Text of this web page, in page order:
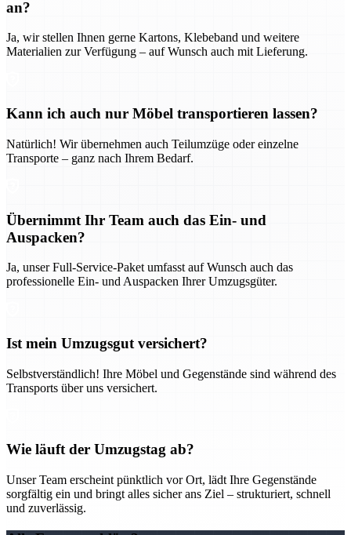
an?
Ja, wir stellen Ihnen gerne Kartons, Klebeband und weitere
Materialien zur Verfügung – auf Wunsch auch mit Lieferung.
Kann ich auch nur Möbel transportieren lassen?
Natürlich! Wir übernehmen auch Teilumzüge oder einzelne
Transporte – ganz nach Ihrem Bedarf.
Übernimmt Ihr Team auch das Ein- und
Auspacken?
Ja, unser Full-Service-Paket umfasst auf Wunsch auch das
professionelle Ein- und Auspacken Ihrer Umzugsgüter.
Ist mein Umzugsgut versichert?
Selbstverständlich! Ihre Möbel und Gegenstände sind während des
Transports über uns versichert.
Wie läuft der Umzugstag ab?
Unser Team erscheint pünktlich vor Ort, lädt Ihre Gegenstände
sorgfältig ein und bringt alles sicher ans Ziel – strukturiert, schnell
und zuverlässig.